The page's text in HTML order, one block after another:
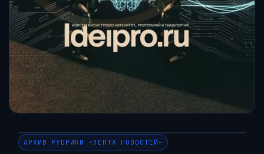
АРХИВ РУБРИКИ ~ЛЕНТА НОВОСТЕЙ~